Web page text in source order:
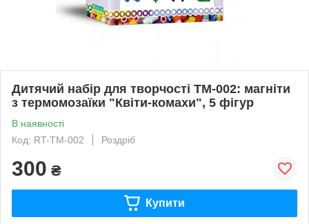
Дитячий набір для творчості TM-002: магніти
з термомозаїки "Квіти-комахи", 5 фігур
В наявності
Код: RT-TM-002
Роздріб
300 ₴
Купити